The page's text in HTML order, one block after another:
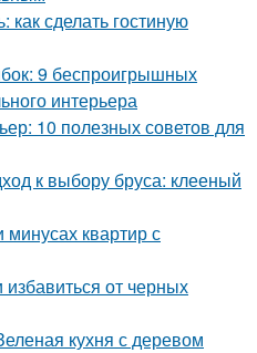
как сделать гостиную
9 беспроигрышных
интерьера
10 полезных советов для
к выбору бруса: клееный
квартир с
от черных
кухня с деревом